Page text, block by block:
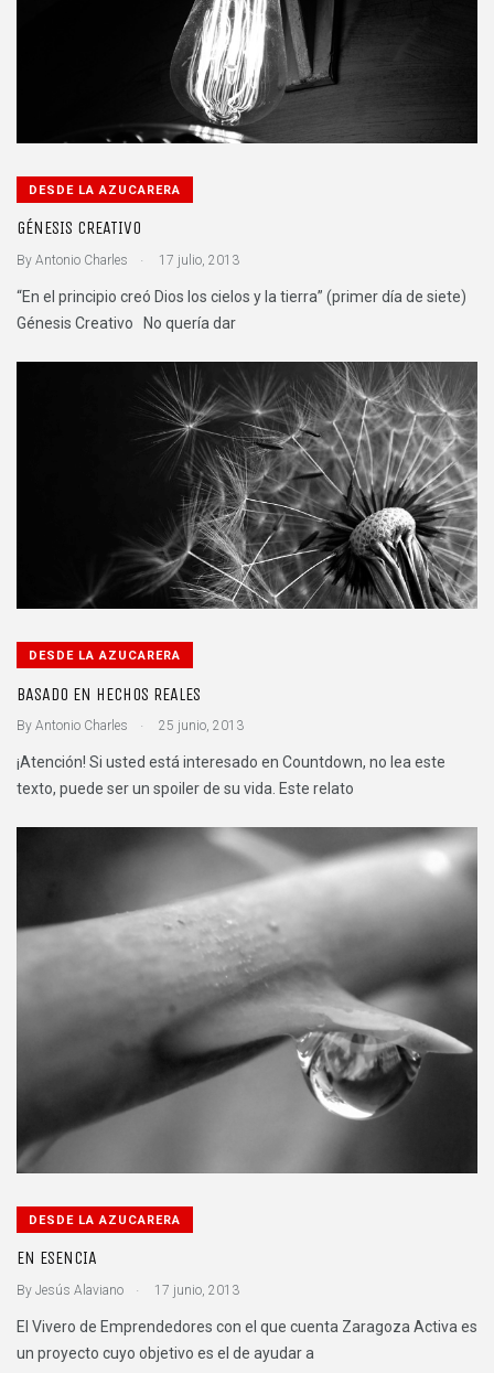
DESDE LA AZUCARERA
GÉNESIS CREATIVO
By Antonio Charles . 17 julio, 2013
“En el principio creó Dios los cielos y la tierra” (primer día de siete)
Génesis Creativo No quería dar
DESDE LA AZUCARERA
BASADO EN HECHOS REALES
By Antonio Charles . 25 junio, 2013
¡Atención! Si usted está interesado en Countdown, no lea este
texto, puede ser un spoiler de su vida. Este relato
DESDE LA AZUCARERA
EN ESENCIA
By Jesús Alaviano 17 junio, 2013
El Vivero de Emprendedores con el que cuenta Zaragoza Activa es
un proyecto cuyo objetivo es el de ayudar a